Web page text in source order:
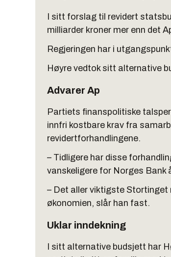
I sitt forslag til revidert
milliarder kroner mer enn det
Regjeringen har i
Høyre vedtok sitt alternative
Advarer Ap
Partiets finanspolitiske
innfri kostbare krav fra
revidertforhandlingene.
– Tidligere har disse
vanskeligere for Norges Bank
– Det aller viktigste Stortinget
økonomien, slår han fast.
Uklar inndekning
I sitt alternative budsjett har